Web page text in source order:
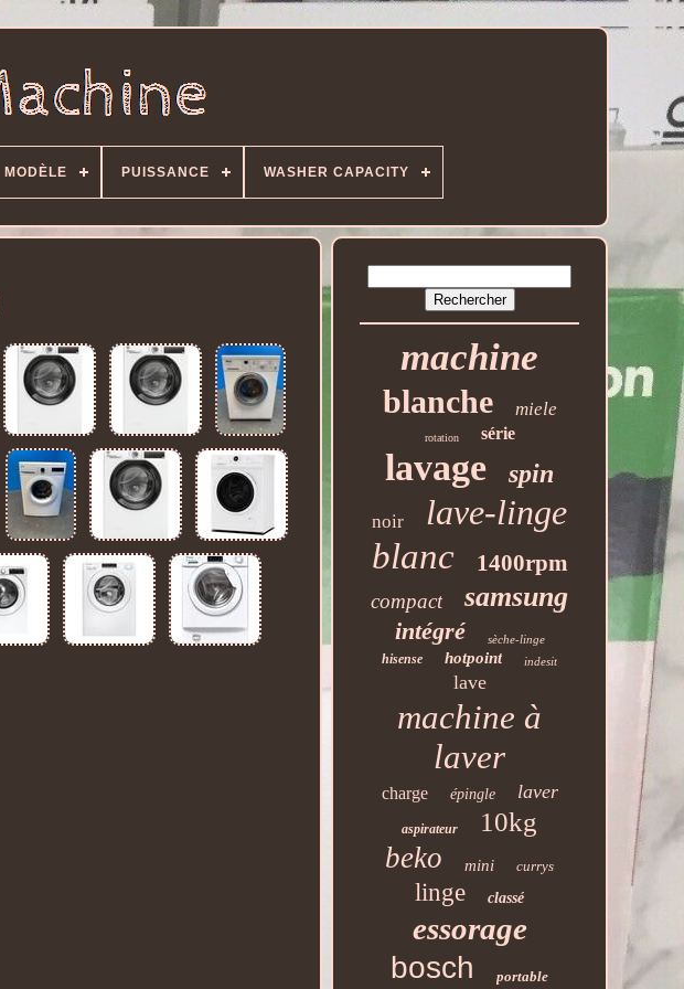
MODÈLE PUISSANCE WASHER CAPACITY
machine
blanche miele
rotation série
lavage spin
noir
lave-linge
blanc
1400rpm
compact samsung
intégré sèche-linge
hisense hotpoint indesit
lave
machine à
laver
charge épingle laver
aspirateur 10kg
beko mini currys
linge classé
essorage
bosch portable